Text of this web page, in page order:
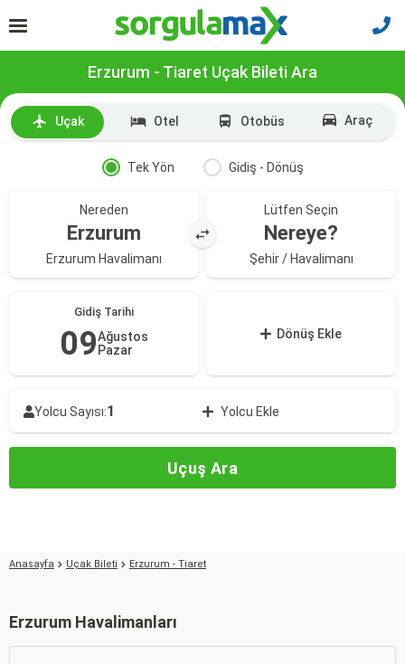
Erzurum - Tiaret Uçak Bileti Ara
Uçak Otel Otobüs Araç
Tek Yön Gidiş - Dönüş
Nereden
Erzurum
Erzurum Havalimanı
Lütfen Seçin
Nereye?
Şehir / Havalimanı
Gidiş Tarihi
09Ağustos
Pazar
Dönüş Ekle
Yolcu Sayısı:1 Yolcu Ekle
Uçuş Ara
Anasayfa Uçak Bileti Erzurum - Tiaret
Erzurum Havalimanları